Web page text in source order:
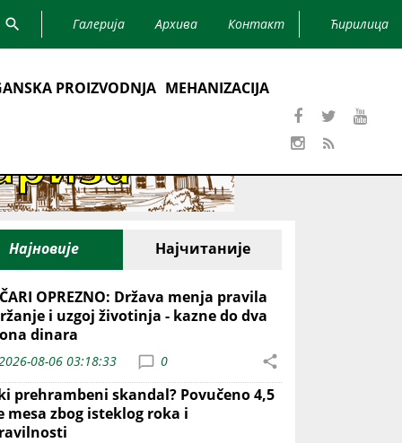
Галерија Архива Контакт Ћирилица
PROIZVODNJA MEHANIZACIJA
Најновије Најчитаније
OPREZNO: Država menja pravila
i uzgoj životinja - kazne do dva
dinara
08-06 03:18:33 0
prehrambeni skandal? Povučeno 4,5
mesa zbog isteklog roka i